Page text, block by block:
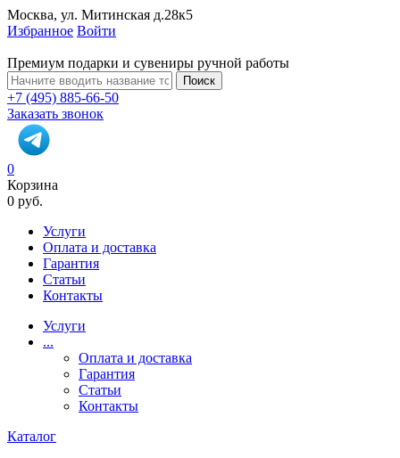
Москва, ул. Митинская д.28к5
Избранное Войти
Премиум подарки и сувениры ручной работы
Поиск
+7 (495) 885-66-50
Заказать звонок
0
Корзина
0 руб.
Услуги
Оплата и доставка
Гарантия
Статьи
Контакты
Услуги
...
Оплата и доставка
Гарантия
Статьи
Контакты
Каталог